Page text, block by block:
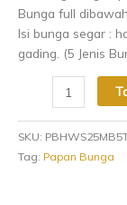
Bunga full
Isi bunga segar :
gading. (5 Jenis
SKU:
Tag: Papan Bunga